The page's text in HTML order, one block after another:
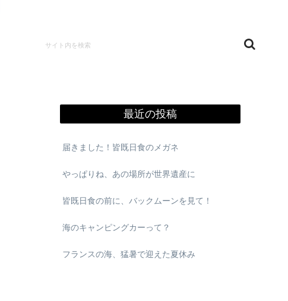
最近の投稿
届きました！皆既日食のメガネ
やっぱりね、あの場所が世界遺産に
皆既日食の前に、バックムーンを見て！
海のキャンピングカーって？
フランスの海、猛暑で迎えた夏休み